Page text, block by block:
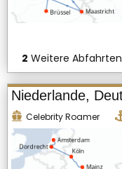
2 Weitere Abfahrten
Celebrity Roamer